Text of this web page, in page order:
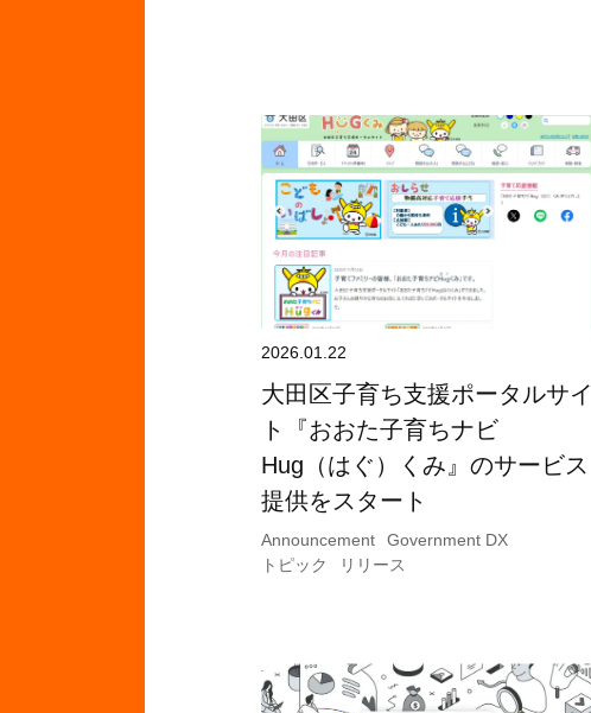
2026.01.22
大田区子育ち支援ポータルサイ
ト『おおた子育ちナビ
Hug（はぐ）くみ』のサービス
提供をスタート
Announcement
Government DX
トピック
リリース